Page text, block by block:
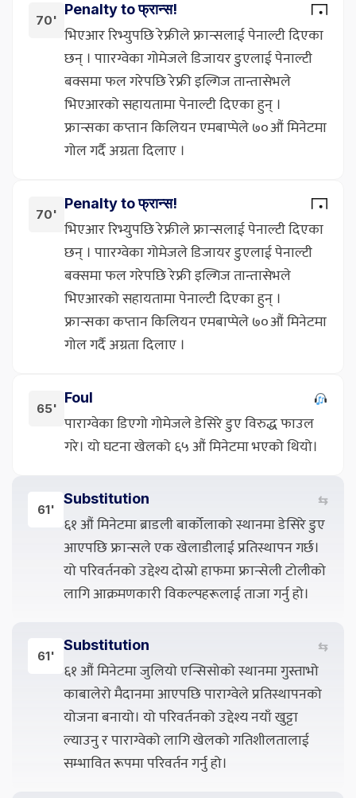
70'
Penalty to फ्रान्स!
भिएआर रिभ्युपछि रेफ्रीले फ्रान्सलाई पेनाल्टी दिएका
छन् । पाारग्वेका गोमेजले डिजायर डुएलाई पेनाल्टी
बक्समा फल गरेपछि रेफ्री इल्गिज तान्तासेभले
भिएआरको सहायतामा पेनाल्टी दिएका हुन् ।
फ्रान्सका कप्तान किलियन एमबाप्पेले ७०औं मिनेटमा
गोल गर्दै अग्रता दिलाए ।
70'
Penalty to फ्रान्स!
भिएआर रिभ्युपछि रेफ्रीले फ्रान्सलाई पेनाल्टी दिएका
छन् । पाारग्वेका गोमेजले डिजायर डुएलाई पेनाल्टी
बक्समा फल गरेपछि रेफ्री इल्गिज तान्तासेभले
भिएआरको सहायतामा पेनाल्टी दिएका हुन् ।
फ्रान्सका कप्तान किलियन एमबाप्पेले ७०औं मिनेटमा
गोल गर्दै अग्रता दिलाए ।
65'
Foul
पाराग्वेका डिएगो गोमेजले डेसिरे डुए विरुद्ध फाउल
गरे। यो घटना खेलको ६५ औं मिनेटमा भएको थियो।
61'
Substitution ⇆
६१ औं मिनेटमा ब्राडली बार्कोलाको स्थानमा डेसिरे डुए
आएपछि फ्रान्सले एक खेलाडीलाई प्रतिस्थापन गर्छ।
यो परिवर्तनको उद्देश्य दोस्रो हाफमा फ्रान्सेली टोलीको
लागि आक्रमणकारी विकल्पहरूलाई ताजा गर्नु हो।
61'
Substitution ⇆
६१ औं मिनेटमा जुलियो एन्सिसोको स्थानमा गुस्ताभो
काबालेरो मैदानमा आएपछि पाराग्वेले प्रतिस्थापनको
योजना बनायो। यो परिवर्तनको उद्देश्य नयाँ खुट्टा
ल्याउनु र पाराग्वेको लागि खेलको गतिशीलतालाई
सम्भावित रूपमा परिवर्तन गर्नु हो।